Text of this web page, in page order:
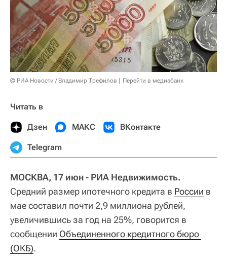
© РИА Новости / Владимир Трефилов Перейти в медиабанк
Читать в
Дзен МАКС ВКонтакте
Telegram
МОСКВА, 17 июн - РИА Недвижимость.
Средний размер ипотечного кредита в России в
мае составил почти 2,9 миллиона рублей,
увеличившись за год на 25%, говорится в
сообщении Объединенного кредитного бюро
(ОКБ).